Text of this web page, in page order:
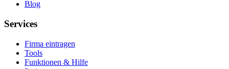
Blog
Services
Firma eintragen
Tools
Funktionen & Hilfe